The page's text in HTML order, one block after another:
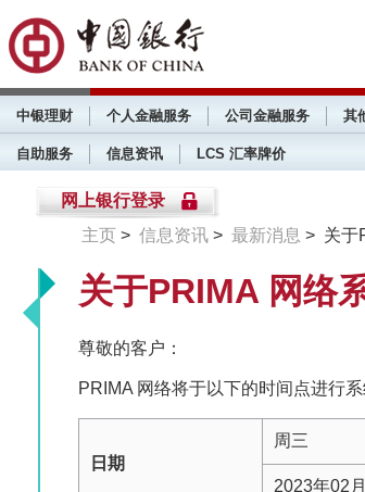
中银理财 个人金融服务 公司金融服务 其
自助服务 信息资讯 LCS 汇率牌价
网上银行登录
主页 > 信息资讯 > 最新消息 > 关于
关于PRIMA 网络
尊敬的客户：
PRIMA 网络将于以下的时间点进行系
日期
周三
2023年02